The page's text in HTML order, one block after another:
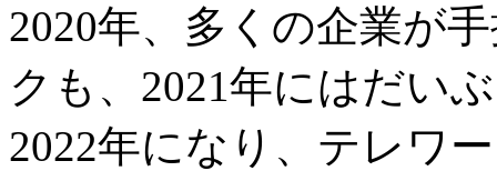
2020年、多くの企業が
クも、2021年にはだい
2022年になり、テレワ